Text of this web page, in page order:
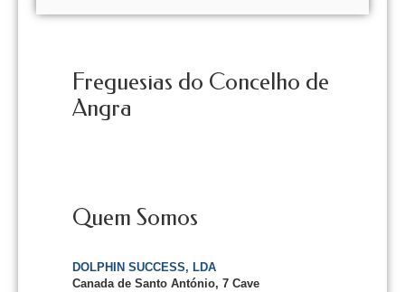
Freguesias do Concelho de
Angra
Quem Somos
DOLPHIN SUCCESS, LDA
Canada de Santo António, 7 Cave